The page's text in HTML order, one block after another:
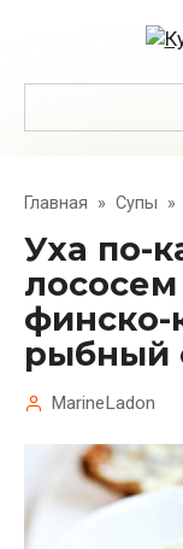
Главная » Супы »
Уха по-карельски с
финско-
рыбный
MarineLadon